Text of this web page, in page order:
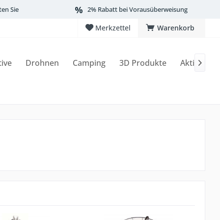
Sie 2% Rabatt bei Vorausüberweisung
Warenkorb
Merkzettel
Drohnen Camping 3D Produkte Aktionen
